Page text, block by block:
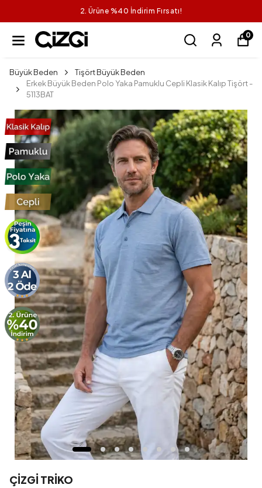
2. Ürüne %40 İndirim Fırsatı!
0
Büyük Beden
Tişört Büyük Beden
Erkek Büyük Beden Polo Yaka Pamuklu Cepli Klasik Kalıp Tişört -
5113BAT
ÇİZGİ TRİKO